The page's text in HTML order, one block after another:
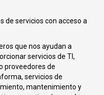
de servicios con acceso a
que nos ayudan a
servicios de TI,
proveedores de
servicios de
mantenimiento y